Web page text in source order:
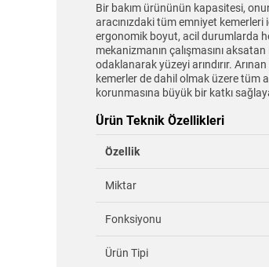
Bir bakım ürününün kapasitesi,
aracınızdaki tüm emniyet
ergonomik boyut, acil durumlarda
mekanizmanın çalışmasını
odaklanarak yüzeyi arındırır.
kemerler de dahil olmak üzere tüm
korunmasına büyük bir katkı
Ürün Teknik Özellikleri
Özellik
Miktar
Fonksiyonu
Ürün Tipi